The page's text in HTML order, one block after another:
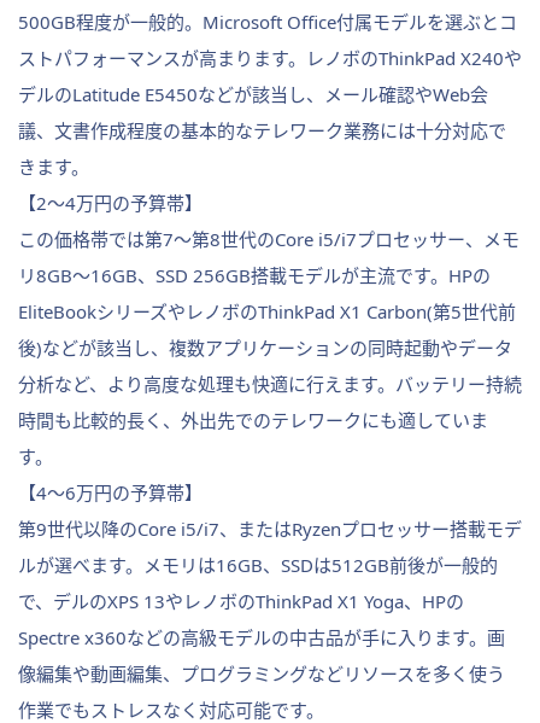
500GB程度が一般的。Microsoft Office付属モデルを選ぶとコ
ストパフォーマンスが高まります。レノボのThinkPad X240や
デルのLatitude E5450などが該当し、メール確認やWeb会
議、文書作成程度の基本的なテレワーク業務には十分対応で
きます。
【2〜4万円の予算帯】
この価格帯では第7〜第8世代のCore i5/i7プロセッサー、メモ
リ8GB〜16GB、SSD 256GB搭載モデルが主流です。HPの
EliteBookシリーズやレノボのThinkPad X1 Carbon(第5世代前
後)などが該当し、複数アプリケーションの同時起動やデータ
分析など、より高度な処理も快適に行えます。バッテリー持続
時間も比較的長く、外出先でのテレワークにも適していま
す。
【4〜6万円の予算帯】
第9世代以降のCore i5/i7、またはRyzenプロセッサー搭載モデ
ルが選べます。メモリは16GB、SSDは512GB前後が一般的
で、デルのXPS 13やレノボのThinkPad X1 Yoga、HPの
Spectre x360などの高級モデルの中古品が手に入ります。画
像編集や動画編集、プログラミングなどリソースを多く使う
作業でもストレスなく対応可能です。